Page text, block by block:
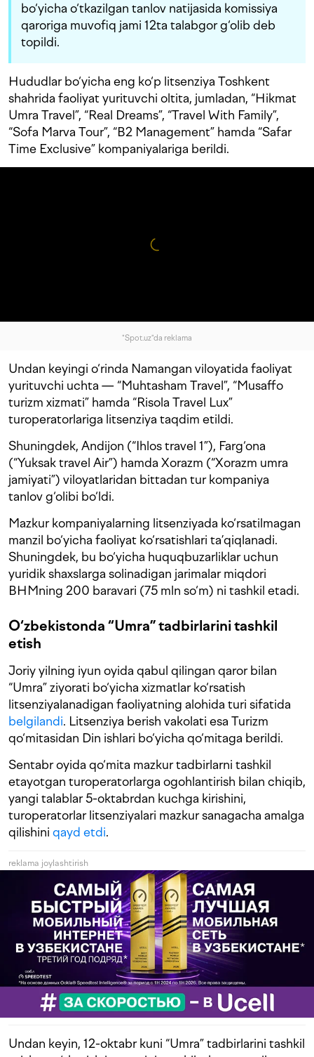
bo‘yicha o‘tkazilgan tanlov natijasida komissiya
qaroriga muvofiq jami 12ta talabgor g‘olib deb
topildi.
Hududlar bo‘yicha eng ko‘p litsenziya Toshkent
shahrida faoliyat yurituvchi oltita, jumladan, “Hikmat
Umra Travel”, “Real Dreams”, “Travel With Family”,
“Sofa Marva Tour”, “B2 Management” hamda “Safar
Time Exclusive” kompaniyalariga berildi.
"Spot.uz"da reklama
Undan keyingi o‘rinda Namangan viloyatida faoliyat
yurituvchi uchta — “Muhtasham Travel”, “Musaffo
turizm xizmati” hamda “Risola Travel Lux”
turoperatorlariga litsenziya taqdim etildi.
Shuningdek, Andijon (“Ihlos travel 1”), Farg‘ona
(“Yuksak travel Air”) hamda Xorazm (“Xorazm umra
jamiyati”) viloyatlaridan bittadan tur kompaniya
tanlov g‘olibi bo‘ldi.
Mazkur kompaniyalarning litsenziyada ko‘rsatilmagan
manzil bo‘yicha faoliyat ko‘rsatishlari ta’qiqlanadi.
Shuningdek, bu bo‘yicha huquqbuzarliklar uchun
yuridik shaxslarga solinadigan jarimalar miqdori
BHMning 200 baravari (75 mln so‘m) ni tashkil etadi.
O‘zbekistonda “Umra” tadbirlarini tashkil
etish
Joriy yilning iyun oyida qabul qilingan qaror bilan
“Umra” ziyorati bo‘yicha xizmatlar ko‘rsatish
litsenziyalanadigan faoliyatning alohida turi sifatida
belgilandi. Litsenziya berish vakolati esa Turizm
qo‘mitasidan Din ishlari bo‘yicha qo‘mitaga berildi.
Sentabr oyida qo‘mita mazkur tadbirlarni tashkil
etayotgan turoperatorlarga ogohlantirish bilan chiqib,
yangi talablar 5-oktabrdan kuchga kirishini,
turoperatorlar litsenziyalari mazkur sanagacha amalga
qilishini qayd etdi.
reklama joylashtirish
Undan keyin, 12-oktabr kuni “Umra” tadbirlarini tashkil